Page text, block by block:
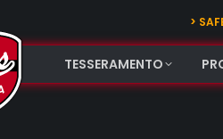
>
TESSERAMENTO